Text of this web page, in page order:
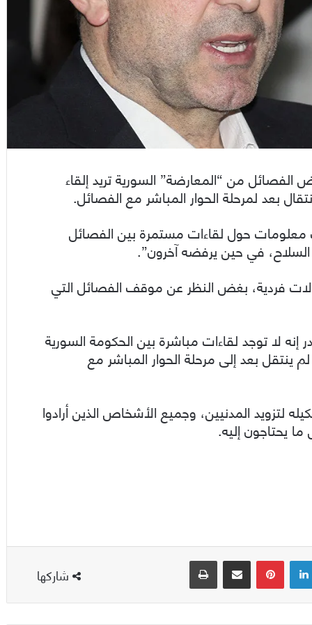
من “المعارضة” السورية تريد إلقاء
بعد لمرحلة الحوار المباشر مع الفصائل.
معلومات حول لقاءات مستمرة بين الفصائل
في حين يرفضه آخرون”.
فردية، بغض النظر عن موقف الفصائل التي
لا توجد لقاءات مباشرة بين الحكومة السورية
ينتقل بعد إلى مرحلة الحوار المباشر مع
لتزويد المدنيين، وجميع الأشخاص الذين أرادوا
ما يحتاجون إليه.
شاركها
لينكدإن بينتيريست مشاركة عبر البريد طباعة